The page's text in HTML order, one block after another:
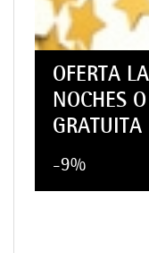
OFERTA
NOCHES
GRATUITA
-9%